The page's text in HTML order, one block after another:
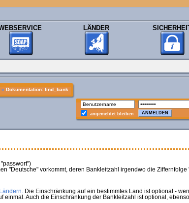
LÄNDER
» Dokumentation: find_bank
angemeldet bleiben
"Deutsche" vorkommt, deren Bankleitzahl irgendwo die
Die Einschränkung auf ein bestimmtes Land ist optional -
einmal. Auch die Einschränkung der Bankleitzahl ist optional,